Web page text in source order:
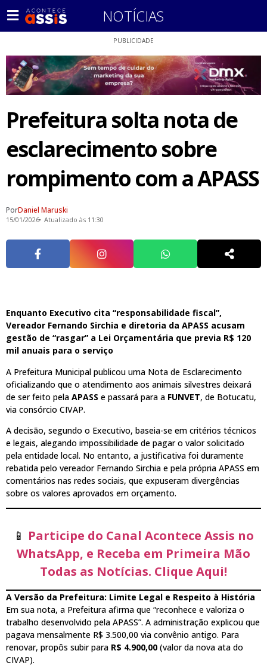
NOTÍCIAS
PUBLICIDADE
Prefeitura solta nota de
esclarecimento sobre
rompimento com a APASS
PorDaniel Maruski
15/01/2026 Atualizado às 11:30
Enquanto Executivo cita “responsabilidade fiscal”,
Vereador Fernando Sirchia e diretoria da APASS acusam
gestão de “rasgar” a Lei Orçamentária que previa R$ 120
mil anuais para o serviço
A Prefeitura Municipal publicou uma Nota de Esclarecimento
oficializando que o atendimento aos animais silvestres deixará
de ser feito pela APASS e passará para a FUNVET, de Botucatu,
via consórcio CIVAP.
A decisão, segundo o Executivo, baseia-se em critérios técnicos
e legais, alegando impossibilidade de pagar o valor solicitado
pela entidade local. No entanto, a justificativa foi duramente
rebatida pelo vereador Fernando Sirchia e pela própria APASS em
comentários nas redes sociais, que expuseram divergências
sobre os valores aprovados em orçamento.
📱 Participe do Canal Acontece Assis no
WhatsApp, e Receba em Primeira Mão
Todas as Notícias. Clique Aqui!
A Versão da Prefeitura: Limite Legal e Respeito à História
Em sua nota, a Prefeitura afirma que “reconhece e valoriza o
trabalho desenvolvido pela APASS”. A administração explicou que
pagava mensalmente R$ 3.500,00 via convênio antigo. Para
renovar, propôs subir para R$ 4.900,00 (valor da nova ata do
CIVAP).